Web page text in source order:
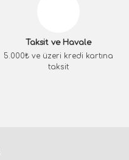
Taksit ve Havale
5.000₺ ve üzeri kredi kartına
taksit